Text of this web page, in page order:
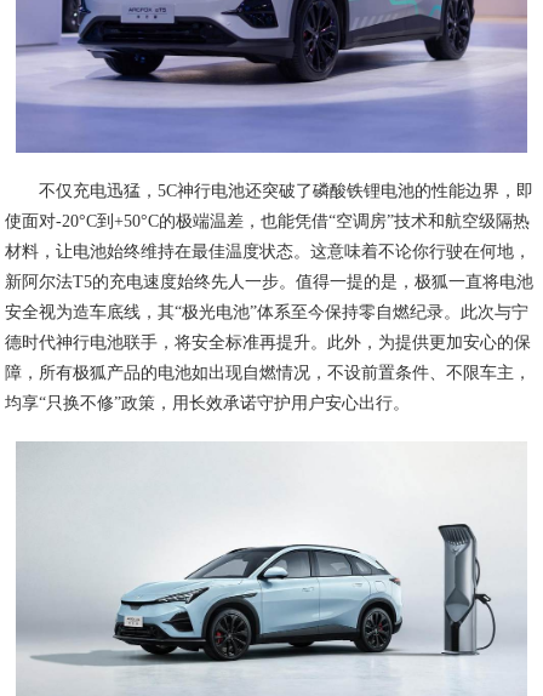
不仅充电迅猛，5C神行电池还突破了磷酸铁锂电池的性能边界，即
使面对-20°C到+50°C的极端温差，也能凭借“空调房”技术和航空级隔热
材料，让电池始终维持在最佳温度状态。这意味着不论你行驶在何地，
新阿尔法T5的充电速度始终先人一步。值得一提的是，极狐一直将电池
安全视为造车底线，其“极光电池”体系至今保持零自燃纪录。此次与宁
德时代神行电池联手，将安全标准再提升。此外，为提供更加安心的保
障，所有极狐产品的电池如出现自燃情况，不设前置条件、不限车主，
均享“只换不修”政策，用长效承诺守护用户安心出行。